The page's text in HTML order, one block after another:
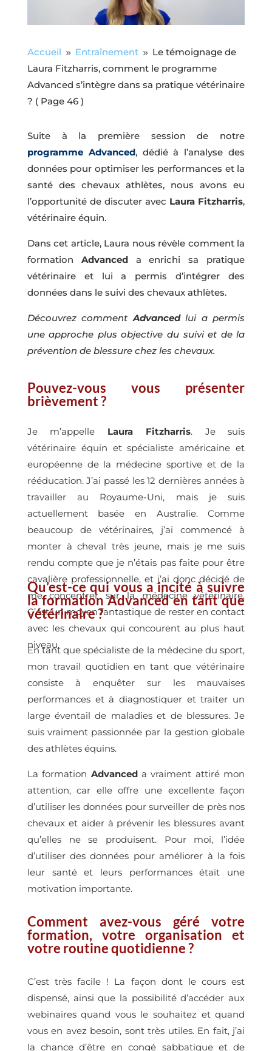
Accueil 9 Entraînement 9 Le témoignage de
Laura Fitzharris, comment le programme
Advanced s’intègre dans sa pratique vétérinaire
? ( Page 46 )
Suite à la première session de notre
programme Advanced, dédié à l’analyse des
données pour optimiser les performances et la
santé des chevaux athlètes, nous avons eu
l’opportunité de discuter avec Laura Fitzharris,
vétérinaire équin.
Dans cet article, Laura nous révèle comment la
formation Advanceda enrichi sa pratique
vétérinaire et lui a permis d’intégrer des
données dans le suivi des chevaux athlètes.
Découvrez commentAdvancedlui a permis
une approche plus objective du suivi et de la
prévention de blessure chez les chevaux.
Pouvez-vous vous présenter
brièvement ?
Je m’appelle Laura Fitzharris. Je suis
vétérinaire équin et spécialiste américaine et
européenne de la médecine sportive et de la
rééducation. J’ai passé les 12 dernières années à
travailler au Royaume-Uni, mais je suis
actuellement basée en Australie. Comme
beaucoup de vétérinaires, j’ai commencé à
monter à cheval très jeune, mais je me suis
rendu compte que je n’étais pas faite pour être
cavalière professionnelle, et j’ai donc décidé de
me concentrer sur la médecine vétérinaire.
C’est un moyen fantastique de rester en contact
avec les chevaux qui concourent au plus haut
niveau.
Qu’est-ce qui vous a incité à suivre
la formation Advanced en tant que
vétérinaire ?
En tant que spécialiste de la médecine du sport,
mon travail quotidien en tant que vétérinaire
consiste à enquêter sur les mauvaises
performances et à diagnostiquer et traiter un
large éventail de maladies et de blessures. Je
suis vraiment passionnée par la gestion globale
des athlètes équins.
La formation Advanceda vraiment attiré mon
attention, car elle offre une excellente façon
d’utiliser les données pour surveiller de près nos
chevaux et aider à prévenir les blessures avant
qu’elles ne se produisent. Pour moi, l’idée
d’utiliser des données pour améliorer à la fois
leur santé et leurs performances était une
motivation importante.
Comment avez-vous géré votre
formation, votre organisation et
votre routine quotidienne ?
C’est très facile ! La façon dont le cours est
dispensé, ainsi que la possibilité d’accéder aux
webinaires quand vous le souhaitez et quand
vous en avez besoin, sont très utiles. En fait, j’ai
la chance d’être en congé sabbatique et de